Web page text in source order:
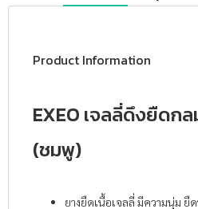
Product Information
EXEO เจลลี่ดึงยืดก
(ชมพู)
ยางยืดเนื้อเจลลี่ มีความนุ่ม ยื